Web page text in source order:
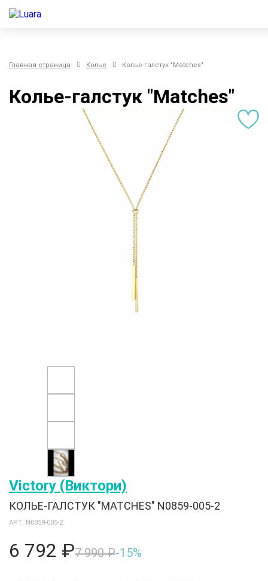
Главная страница Колье Колье-галстук "Matches"
Колье-галстук "Matches"
Victory (Виктори)
КОЛЬЕ-ГАЛСТУК "MATCHES" N0859-005-2
АРТ: N0859-005-2
6 792 ₽7 990 ₽-15%